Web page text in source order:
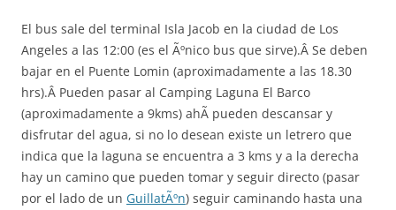
El bus sale del terminal Isla Jacob en la ciudad de Los
Angeles a las 12:00 (es el Ãºnico bus que sirve).Â Se deben
bajar en el Puente Lomin (aproximadamente a las 18.30
hrs).Â Pueden pasar al Camping Laguna El Barco
(aproximadamente a 9kms) ahÃ­ pueden descansar y
disfrutar del agua, si no lo desean existe un letrero que
indica que la laguna se encuentra a 3 kms y a la derecha
hay un camino que pueden tomar y seguir directo (pasar
por el lado de un GuillatÃºn) seguir caminando hasta una